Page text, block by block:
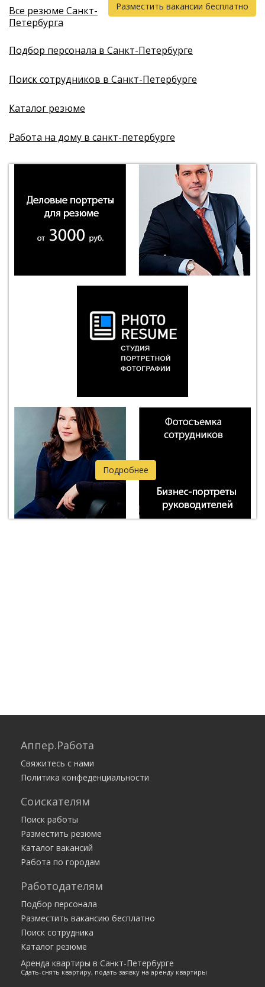
Разместить вакансии бесплатно
Все резюме Санкт-
Петербурга
Подбор персонала в Санкт-Петербурге
Поиск сотрудников в Санкт-Петербурге
Каталог резюме
Работа на дому в санкт-петербурге
Подробнее
Аппер.Работа
Свяжитесь с нами
Политика конфеденциальности
Соискателям
Поиск работы
Разместить резюме
Каталог вакансий
Работа по городам
Работодателям
Подбор персонала
Разместить вакансию бесплатно
Поиск сотрудника
Каталог резюме
Аренда квартиры в Санкт-Петербурге
Сдать-снять квартиру, подать заявку на аренду квартиры